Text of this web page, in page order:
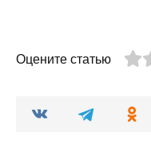
Оцените статью